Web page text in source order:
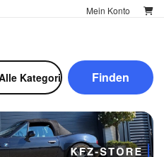
Mein Konto
Finden